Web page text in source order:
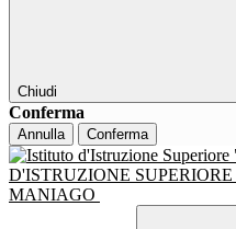
Chiudi
Conferma
Annulla Conferma
D'ISTRUZIONE SUPERIORE
MANIAGO